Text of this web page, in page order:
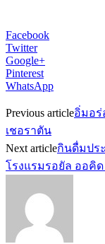
Facebook
Twitter
Google+
Pinterest
WhatsApp
Previous articleอิ่มอร่
เชอราตัน
Next articleกินดื่มปร
โรงแรมรอยัล ออคิ